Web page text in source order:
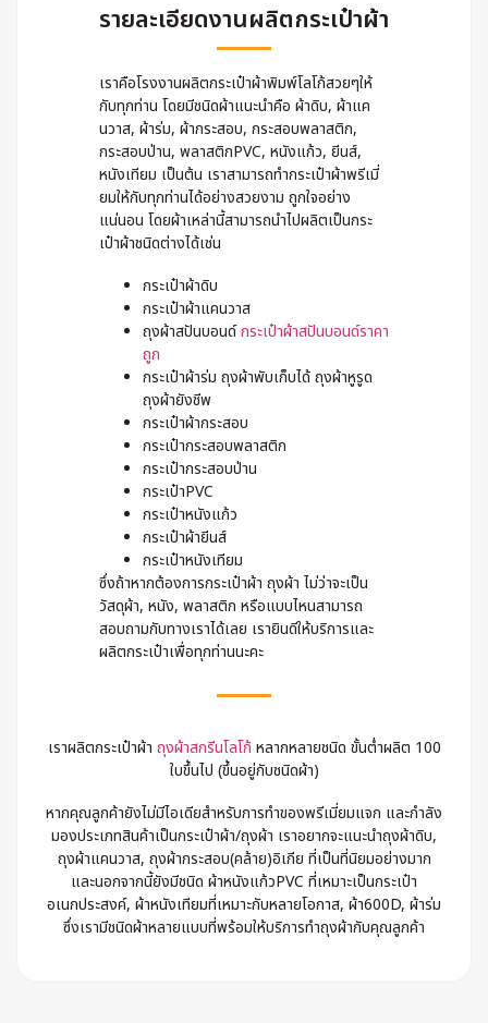
รายละเอียดงานผลิตกระเป๋าผ้า
เราคือโรงงานผลิตกระเป๋าผ้าพิมพ์โลโก้สวยๆให้
กับทุกท่าน โดยมีชนิดผ้าแนะนำคือ ผ้าดิบ, ผ้าแค
นวาส, ผ้าร่ม, ผ้ากระสอบ, กระสอบพลาสติก,
กระสอบป่าน, พลาสติกPVC, หนังแก้ว, ยีนส์,
หนังเทียม เป็นต้น เราสามารถทำกระเป๋าผ้าพรีเมี่
ยมให้กับทุกท่านได้อย่างสวยงาม ถูกใจอย่าง
แน่นอน โดยผ้าเหล่านี้สามารถนำไปผลิตเป็นกระ
เป๋าผ้าชนิดต่างได้เช่น
กระเป๋าผ้าดิบ
กระเป๋าผ้าแคนวาส
ถุงผ้าสปันบอนด์กระเป๋าผ้าสปันบอนด์ราคา
ถูก
กระเป๋าผ้าร่ม ถุงผ้าพับเก็บได้ ถุงผ้าหูรูด
ถุงผ้ายังชีพ
กระเป๋าผ้ากระสอบ
กระเป๋ากระสอบพลาสติก
กระเป๋ากระสอบป่าน
กระเป๋าPVC
กระเป๋าหนังแก้ว
กระเป๋าผ้ายีนส์
กระเป๋าหนังเทียม
ซึ่งถ้าหากต้องการกระเป๋าผ้า ถุงผ้า ไม่ว่าจะเป็น
วัสดุผ้า, หนัง, พลาสติก หรือแบบไหนสามารถ
สอบถามกับทางเราได้เลย เรายินดีให้บริการและ
ผลิตกระเป๋าเพื่อทุกท่านนะคะ
เราผลิตกระเป๋าผ้า ถุงผ้าสกรีนโลโก้ หลากหลายชนิด ขั้นต่ำผลิต 100
ใบขึ้นไป (ขึ้นอยู่กับชนิดผ้า)
หากคุณลูกค้ายังไม่มีไอเดียสำหรับการทำของพรีเมี่ยมแจก และกำลัง
มองประเภทสินค้าเป็นกระเป๋าผ้า/ถุงผ้า เราอยากจะแนะนำถุงผ้าดิบ,
ถุงผ้าแคนวาส, ถุงผ้ากระสอบ(คล้าย)อิเกีย ที่เป็นที่นิยมอย่างมาก
และนอกจากนี้ยังมีชนิด ผ้าหนังแก้วPVC ที่เหมาะเป็นกระเป๋า
อเนกประสงค์, ผ้าหนังเทียมที่เหมาะกับหลายโอกาส, ผ้า600D, ผ้าร่ม
ซึ่งเรามีชนิดผ้าหลายแบบที่พร้อมให้บริการทำถุงผ้ากับคุณลูกค้า